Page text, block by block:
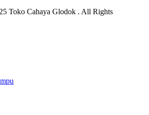
Toko Cahaya Glodok . All Rights